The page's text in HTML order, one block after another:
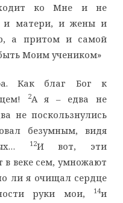
ко Мне и не
и матери, и жены и
а притом и самой
Моим учеником»
Как благ Бог к
2А я – едва не
не поскользнулись
безумным, видя
12И вот, эти
в веке сем, умножают
ли я очищал сердце
руки мои,
14и